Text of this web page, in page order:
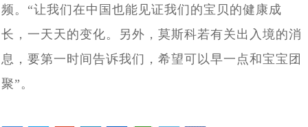
频。“让我们在中国也能见证我们的宝贝的健康成
长，一天天的变化。另外，莫斯科若有关出入境的消
息，要第一时间告诉我们，希望可以早一点和宝宝团
聚”。